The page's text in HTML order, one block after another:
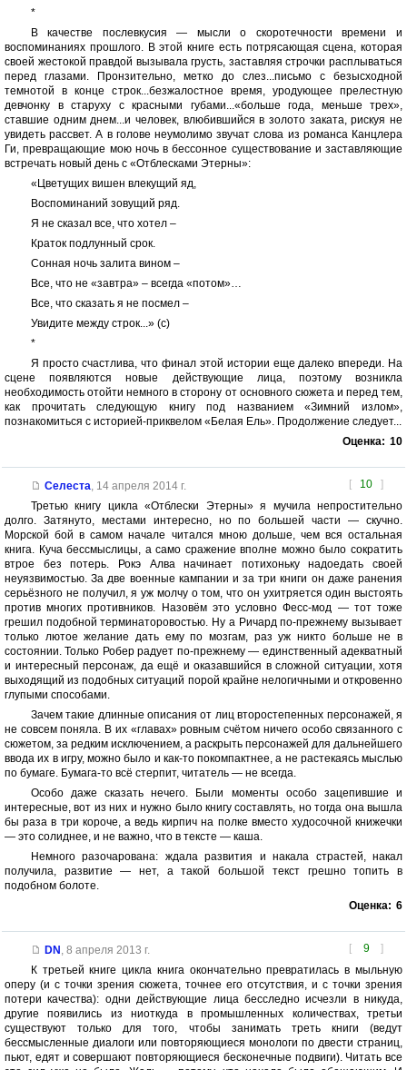
*
В качестве послевкусия — мысли о скоротечности времени и
воспоминаниях прошлого. В этой книге есть потрясающая сцена, которая
своей жестокой правдой вызывала грусть, заставляя строчки расплываться
перед глазами. Пронзительно, метко до слез...письмо с безысходной
темнотой в конце строк...безжалостное время, уродующее прелестную
девчонку в старуху с красными губами...«больше года, меньше трех»,
ставшие одним днем...и человек, влюбившийся в золото заката, рискуя не
увидеть рассвет. А в голове неумолимо звучат слова из романса Канцлера
Ги, превращающие мою ночь в бессонное существование и заставляющие
встречать новый день с «Отблесками Этерны»:
«Цветущих вишен влекущий яд,
Воспоминаний зовущий ряд.
Я не сказал все, что хотел –
Краток подлунный срок.
Сонная ночь залита вином –
Все, что не «завтра» – всегда «потом»…
Все, что сказать я не посмел –
Увидите между строк...» (с)
*
Я просто счастлива, что финал этой истории еще далеко впереди. На
сцене появляются новые действующие лица, поэтому возникла
необходимость отойти немного в сторону от основного сюжета и перед тем,
как прочитать следующую книгу под названием «Зимний излом»,
познакомиться с историей-приквелом «Белая Ель». Продолжение следует...
Оценка: 10
[ 10 ]
Селеста 14 апреля 2014 г.
Третью книгу цикла «Отблески Этерны» я мучила непростительно
долго. Затянуто, местами интересно, но по большей части — скучно.
Морской бой в самом начале читался мною дольше, чем вся остальная
книга. Куча бессмыслицы, а само сражение вполне можно было сократить
втрое без потерь. Рокэ Алва начинает потихоньку надоедать своей
неуязвимостью. За две военные кампании и за три книги он даже ранения
серьёзного не получил, я уж молчу о том, что он ухитряется один выстоять
против многих противников. Назовём это условно Фесс-мод — тот тоже
грешил подобной терминаторовостью. Ну а Ричард по-прежнему вызывает
только лютое желание дать ему по мозгам, раз уж никто больше не в
состоянии. Только Робер радует по-прежнему — единственный адекватный
и интересный персонаж, да ещё и оказавшийся в сложной ситуации, хотя
выходящий из подобных ситуаций порой крайне нелогичными и откровенно
глупыми способами.
Зачем такие длинные описания от лиц второстепенных персонажей, я
не совсем поняла. В их «главах» ровным счётом ничего особо связанного с
сюжетом, за редким исключением, а раскрыть персонажей для дальнейшего
ввода их в игру, можно было и как-то покомпактнее, а не растекаясь мыслью
по бумаге. Бумага-то всё стерпит, читатель — не всегда.
Особо даже сказать нечего. Были моменты особо зацепившие и
интересные, вот из них и нужно было книгу составлять, но тогда она вышла
бы раза в три короче, а ведь кирпич на полке вместо худосочной книжечки
— это солиднее, и не важно, что в тексте — каша.
Немного разочарована: ждала развития и накала страстей, накал
получила, развитие — нет, а такой большой текст грешно топить в
подобном болоте.
Оценка: 6
[ 9 ]
DN 8 апреля 2013 г.
К третьей книге цикла книга окончательно превратилась в мыльную
оперу (и с точки зрения сюжета, точнее его отсутствия, и с точки зрения
потери качества): одни действующие лица бесследно исчезли в никуда,
другие появились из ниоткуда в промышленных количествах, третьи
существуют только для того, чтобы занимать треть книги (ведут
бессмысленные диалоги или повторяющиеся монологи по двести страниц,
пьют, едят и совершают повторяющиеся бесконечные подвиги). Читать все